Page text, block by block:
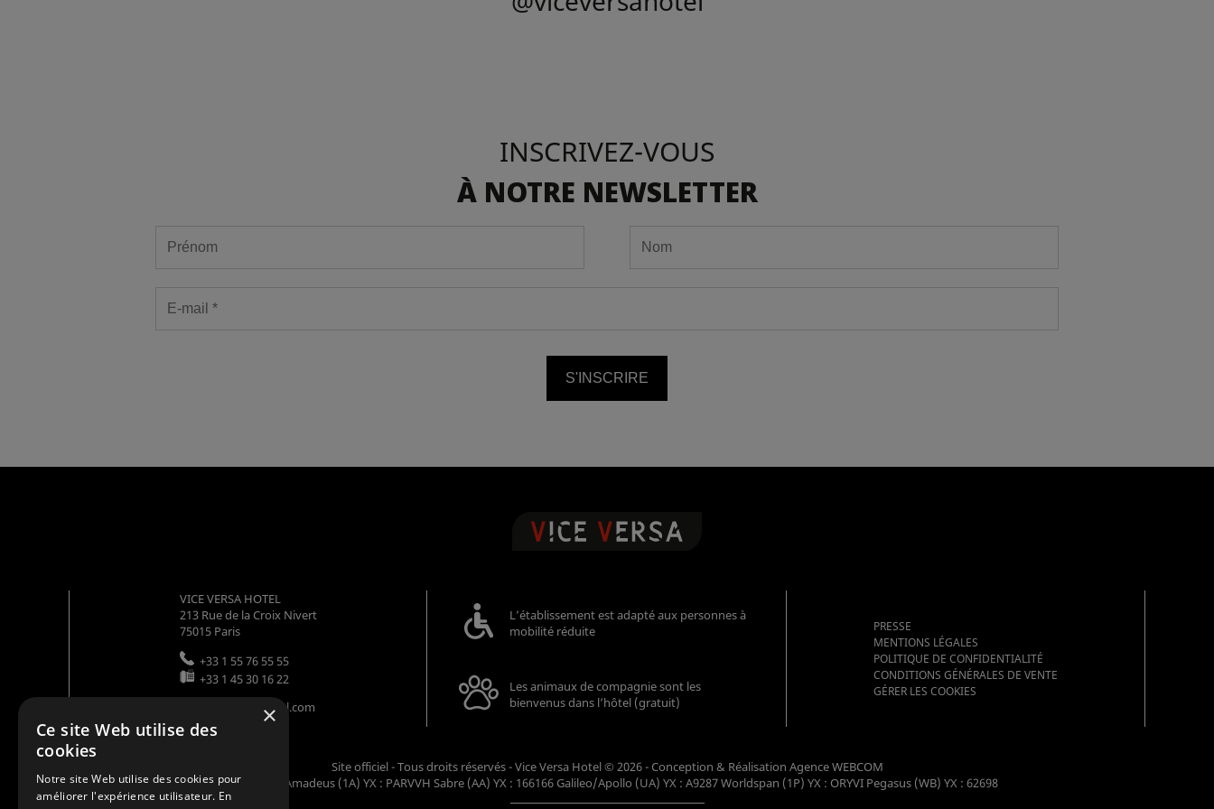
INSCRIVEZ-VOUS
À NOTRE NEWSLETTER
S'INSCRIRE
VICE VERSA HOTEL
213 Rue de la Croix Nivert
75015 Paris
+33 1 55 76 55 55
+33 1 45 30 16 22
info@viceversahotel.com
L’établissement est adapté aux personnes à
mobilité réduite
Les animaux de compagnie sont les
bienvenus dans l’hôtel (gratuit)
PRESSE
MENTIONS LÉGALES
POLITIQUE DE CONFIDENTIALITÉ
CONDITIONS GÉNÉRALES DE VENTE
GÉRER LES COOKIES
Site officiel - Tous droits réservés - Vice Versa Hotel © 2026 - Conception & Réalisation Agence WEBCOM
Codes GDS : Amadeus (1A) YX : PARVVH Sabre (AA) YX : 166166 Galileo/Apollo (UA) YX : A9287 Worldspan (1P) YX : ORYVI Pegasus (WB) YX : 62698
×
Ce site Web utilise des
cookies
Notre site Web utilise des cookies pour
améliorer l'expérience utilisateur. En